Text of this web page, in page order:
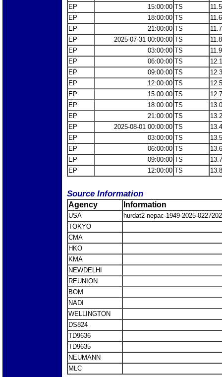
EP
15:00:00 TS
EP
18:00:00 TS
EP
21:00:00 TS
EP
2025-07-31 00:00:00 TS
EP
03:00:00 TS
EP
06:00:00 TS
EP
09:00:00 TS
EP
12:00:00 TS
EP
15:00:00 TS
EP
18:00:00 TS
EP
21:00:00 TS
EP
2025-08-01 00:00:00 TS
EP
03:00:00 TS
EP
06:00:00 TS
EP
09:00:00 TS
EP
12:00:00 TS
Source Information
Agency Information
USA
hurdat2-nepac-1949-2025-
TOKYO
CMA
HKO
KMA
NEWDELHI
REUNION
BOM
NADI
WELLINGTON
DS824
TD9636
TD9635
NEUMANN
MLC